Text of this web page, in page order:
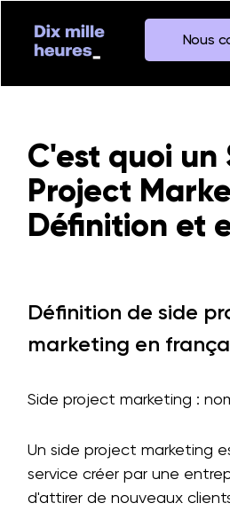
Nous
C'est quoi un
Project
Définition et
Définition de side
marketing en
Side project marketing :
Un side project marketing
service créer par une
d'attirer de nouveaux